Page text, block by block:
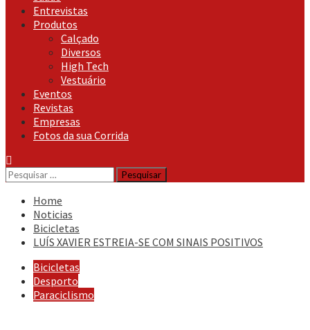
Entrevistas
Produtos
Calçado
Diversos
High Tech
Vestuário
Eventos
Revistas
Empresas
Fotos da sua Corrida
Pesquisar
por:
Home
Noticias
Bicicletas
LUÍS XAVIER ESTREIA-SE COM SINAIS POSITIVOS
Bicicletas
Desporto
Paraciclismo